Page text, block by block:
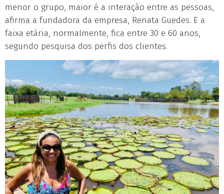
menor o grupo, maior é a interação entre as pessoas,
afirma a fundadora da empresa, Renata Guedes. E a
faixa etária, normalmente, fica entre 30 e 60 anos,
segundo pesquisa dos perfis dos clientes.